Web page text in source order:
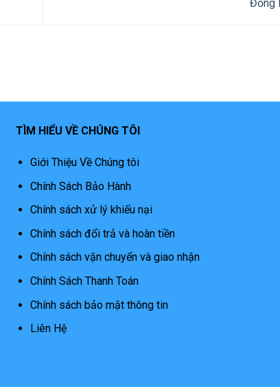
Đồng
TÌM HIỂU VỀ CHÚNG TÔI
Giới Thiệu Về Chúng tôi
Chính Sách Bảo Hành
Chính sách xử lý khiếu nại
Chính sách đổi trả và hoàn tiền
Chính sách vận chuyển và giao nhận
Chính Sách Thanh Toán
Chính sách bảo mật thông tin
Liên Hệ